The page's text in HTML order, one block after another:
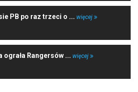
PB po raz trzeci o ... więcej
ograła Rangersów ... więcej